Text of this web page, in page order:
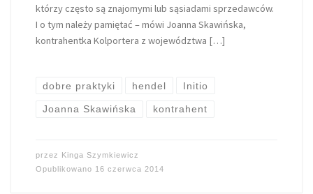
którzy często są znajomymi lub sąsiadami sprzedawców.
I o tym należy pamiętać – mówi Joanna Skawińska,
kontrahentka Kolportera z województwa […]
dobre praktyki hendel Initio
Joanna Skawińska kontrahent
przez
Kinga Szymkiewicz
Opublikowano 16 czerwca 2014